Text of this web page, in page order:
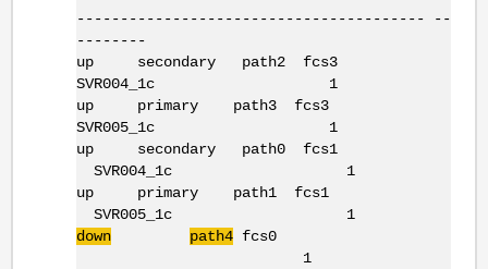
---------------------------------------- --
--------
up secondary path2 fcs3
SVR004_1c 1
up primary path3 fcs3
SVR005_1c 1
up secondary path0 fcs1
SVR004_1c 1
up primary path1 fcs1
SVR005_1c 1
down
path4fcs0
1